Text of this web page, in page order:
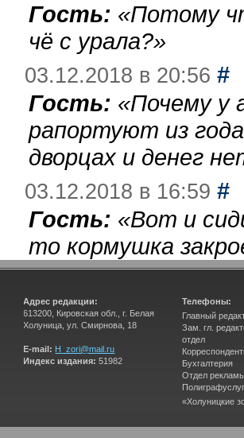
Гость: «Потому
чё с урала?»
03.12.2018 в 20:56 #
Гость: «Почему у
рапортуют из
дворцах и денег
03.12.2018 в 16:59 #
Гость: «Вот и
то кормушка
Адрес редакции:
613200, Кировская обл., г. Белая
Холуница, ул. Смирнова, 18
E-mail: H_zori@mail.ru
Индекс издания: 51982
Телефоны:
Главный
Зам. гл.
отдел
Бухгалтерия
Отдел рекламы
«Холуницкие